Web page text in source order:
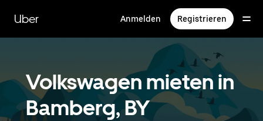
zum
Hauptinhalt
Uber Anmelden Registrieren
Volkswagen mieten in
Bamberg, BY